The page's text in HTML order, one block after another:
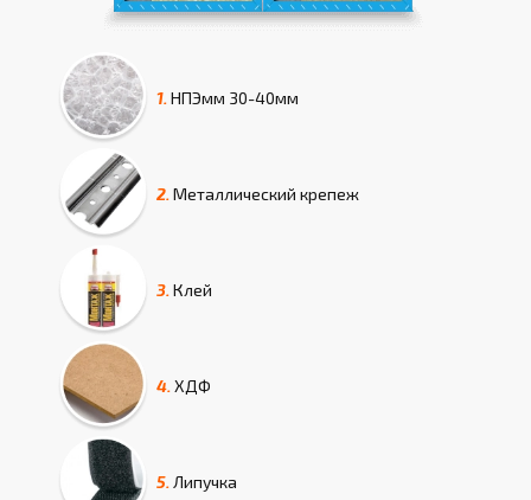
1. НПЭмм 30-40мм
2. Металлический крепеж
3. Клей
4. ХДФ
5. Липучка